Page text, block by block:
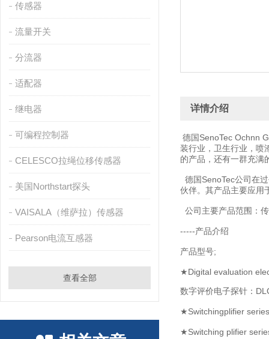
传感器
流量开关
分流器
适配器
继电器
可编程控制器
CELESCO拉绳位移传感器
美国Northstart探头
VAISALA（维萨拉）传感器
Pearson电流互感器
查看全部
详情介绍
德国SenoTec Ochnn
装行业，卫生行业，喷
的产品，还有一群充满
德国SenoTec公司在
伙伴。其产品主要应用
公司主要产品范围：
-----产品介绍
产品型号;
★Digital evaluation
数字评价电子探针：
★Switchingplifier
★Switching plifier